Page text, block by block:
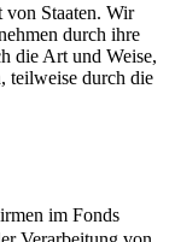
Staaten. Wir
durch ihre
die Art und Weise,
teilweise durch die
im Fonds